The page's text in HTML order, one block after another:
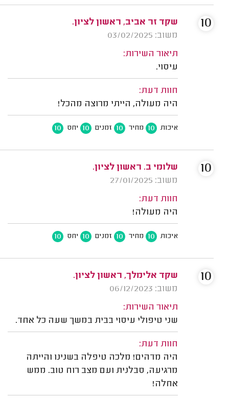
שקד זר אביב, ראשון לציון.
משוב: 03/02/2025
תיאור השירות:
עיסוי.
חוות דעת:
היה מעולה, הייתי מרוצה מהכל!
איכות 10 מחיר 10 זמנים 10 יחס 10
10
שלומי ב. ראשון לציון.
משוב: 27/01/2025
חוות דעת:
היה מעולה!
איכות 10 מחיר 10 זמנים 10 יחס 10
10
שקד אלימלך, ראשון לציון.
משוב: 06/12/2023
תיאור השירות:
שני טיפולי עיסוי בבית במשך שעה כל אחד.
חוות דעת:
היה מדהים! מלכה טיפלה בשנינו והייתה
מרגיעה, סבלנית ועם מצב רוח טוב. ממש
אחלה!
10